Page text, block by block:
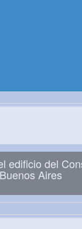
edificio del
Aires